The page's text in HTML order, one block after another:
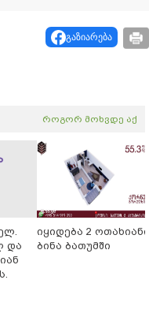
გაზიარება
როგორ მოხვდე აქ
და
იყიდება 2 ოთახიანი
ბინა ბათუმში